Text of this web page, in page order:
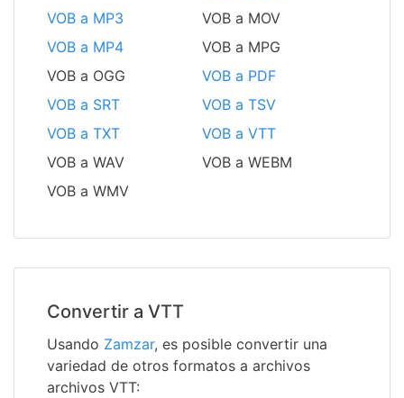
VOB a MP3
VOB a MOV
VOB a MP4
VOB a MPG
VOB a OGG
VOB a PDF
VOB a SRT
VOB a TSV
VOB a TXT
VOB a VTT
VOB a WAV
VOB a WEBM
VOB a WMV
Convertir a VTT
Usando Zamzar, es posible convertir una
variedad de otros formatos a archivos
archivos VTT: